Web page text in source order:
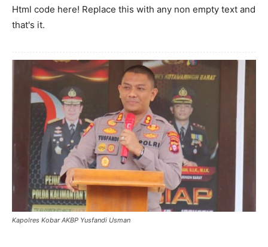
Html code here! Replace this with any non empty text and
that's it.
Kapolres Kobar AKBP Yusfandi Usman